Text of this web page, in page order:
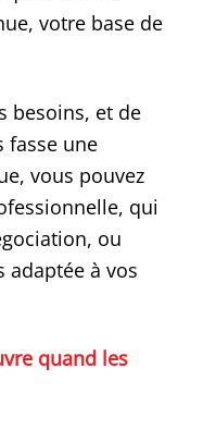
votre base de
besoins, et de
fasse une
vous pouvez
qui
ou
à vos
quand les